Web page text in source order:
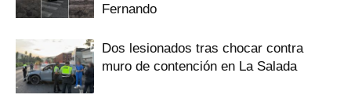
Fernando
Dos lesionados tras chocar contra
muro de contención en La Salada